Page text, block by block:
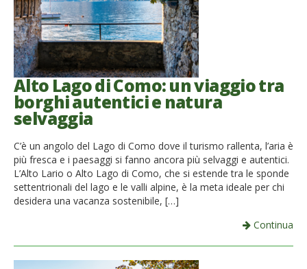
Alto Lago di Como: un viaggio tra
borghi autentici e natura
selvaggia
C’è un angolo del Lago di Como dove il turismo rallenta, l’aria è
più fresca e i paesaggi si fanno ancora più selvaggi e autentici.
L’Alto Lario o Alto Lago di Como, che si estende tra le sponde
settentrionali del lago e le valli alpine, è la meta ideale per chi
desidera una vacanza sostenibile, […]
Continua